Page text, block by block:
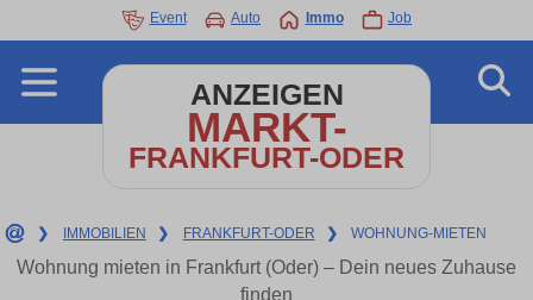
Event Auto Immo Job
ANZEIGEN
MARKT-
FRANKFURT-ODER
❯ IMMOBILIEN ❯ FRANKFURT-ODER ❯ WOHNUNG-MIETEN
Wohnung mieten in Frankfurt (Oder) – Dein neues Zuhause
finden